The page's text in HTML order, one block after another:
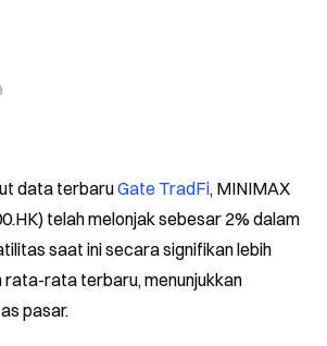
data terbaru Gate TradFi, MINIMAX
telah melonjak sebesar 2% dalam
saat ini secara signifikan lebih
rata-rata terbaru, menunjukkan
pasar.